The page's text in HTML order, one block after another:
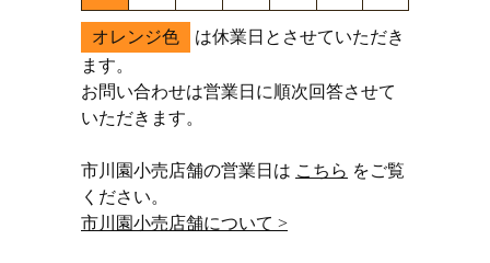
オレンジ色
は休業日とさせていただき
ます。
お問い合わせは営業日に順次回答させて
いただきます。
市川園小売店舗の営業日は こちら をご覧
ください。
市川園小売店舗について >